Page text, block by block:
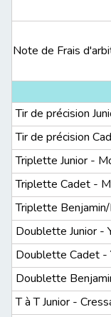
Note de Frais
Tir de précision
Tir de précision
Triplette Junior -
Triplette Cadet -
Triplette
Doublette Junior -
Doublette Cadet -
Doublette
T à T Junior -